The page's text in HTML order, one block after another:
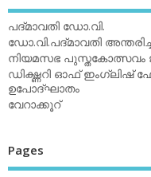
പദ്മാവതി ഡോ.വി.
ഡോ.വി.പദ്മാവതി
നിയമസഭ പുസ്തകോത്സവം
ഡിക്ഷ്ണറി ഓഫ് ഇംഗ്ലിഷ്
ഉപോദ്ഘാതം
വേറാക്കൂറ്
Pages